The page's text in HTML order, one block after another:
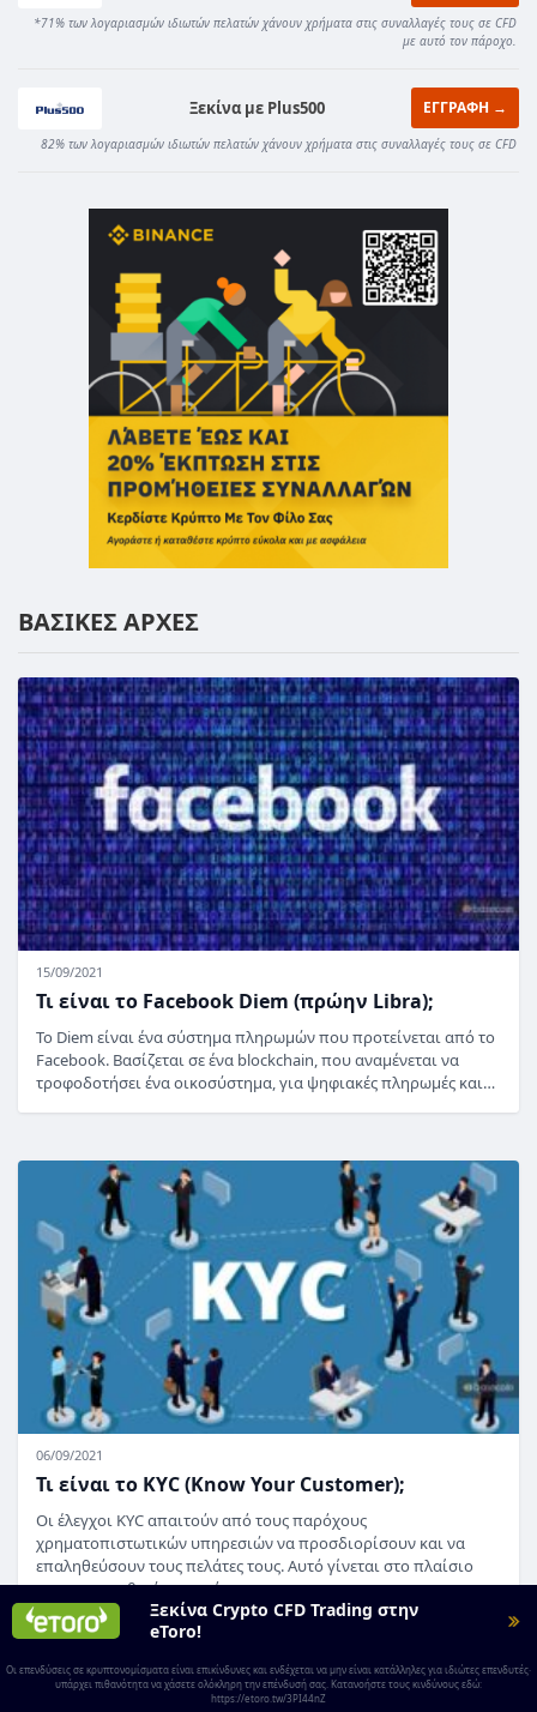
*71% των λογαριασμών ιδιωτών πελατών χάνουν χρήματα στις συναλλαγές τους σε CFD
με αυτό τον πάροχο.
Ξεκίνα με Plus500 ΕΓΓΡΑΦΗ →
82% των λογαριασμών ιδιωτών πελατών χάνουν χρήματα στις συναλλαγές τους σε CFD
ΒΑΣΙΚΕΣ ΑΡΧΕΣ
15/09/2021
Τι είναι το Facebook Diem (πρώην Libra);
Το Diem είναι ένα σύστημα πληρωμών που προτείνεται από το
Facebook. Βασίζεται σε ένα blockchain, που αναμένεται να
τροφοδοτήσει ένα οικοσύστημα, για ψηφιακές πληρωμές και…
06/09/2021
Τι είναι το KYC (Know Your Customer);
Οι έλεγχοι KYC απαιτούν από τους παρόχους
χρηματοπιστωτικών υπηρεσιών να προσδιορίσουν και να
επαληθεύσουν τους πελάτες τους. Αυτό γίνεται στο πλαίσιο
των προσπαθειών συμμόρφωσης για…
Ξεκίνα Crypto CFD Trading στην
eToro!
Οι επενδύσεις σε κρυπτονομίσματα είναι επικίνδυνες και ενδέχεται να μην είναι κατάλληλες για ιδιώτες επενδυτές·
υπάρχει πιθανότητα να χάσετε ολόκληρη την επένδυσή σας. Κατανοήστε τους κινδύνους εδώ:
https://etoro.tw/3PI44nZ